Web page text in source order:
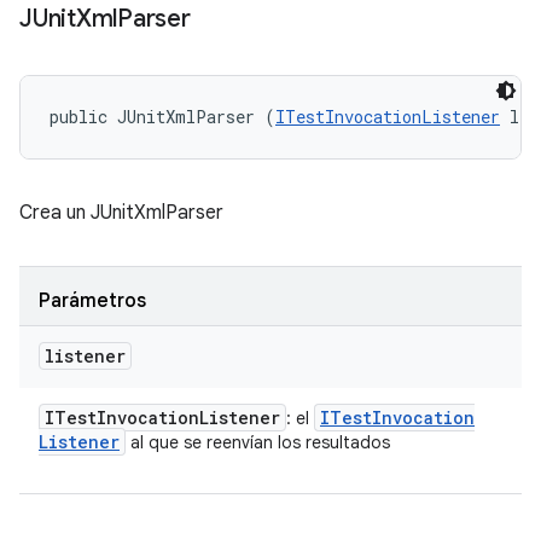
JUnitXmlParser
public JUnitXmlParser (ITestInvocationListener
Crea un JUnitXmlParser
Parámetros
listener
ITestInvocationListener : el ITestInvocation
Listener al que se reenvían los resultados